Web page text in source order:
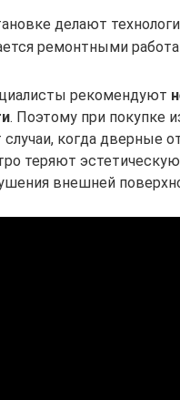
делают
ремонтными
рекомендуют
. Поэтому при покупке
когда дверные
теряют эстетическую
внешней